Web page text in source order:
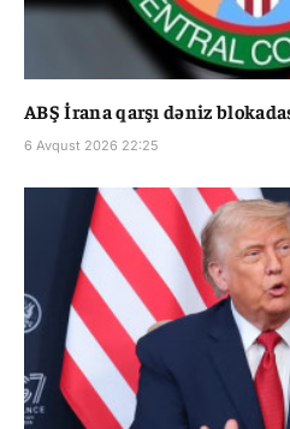
ABŞ İrana qarşı dəniz
6 Avqust 2026 22:25